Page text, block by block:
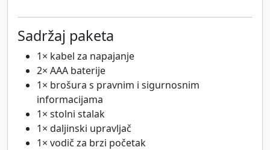
Sadržaj paketa
1× kabel za napajanje
2× AAA baterije
1× brošura s pravnim i sigurnosnim
informacijama
1× stolni stalak
1× daljinski upravljač
1× vodič za brzi početak